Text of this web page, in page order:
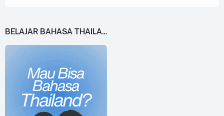
BELAJAR BAHASA THAILAND DARI 0!